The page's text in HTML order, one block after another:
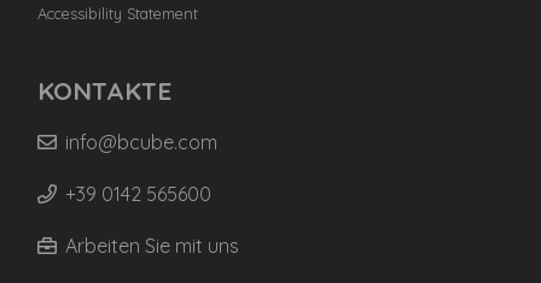
Accessibility Statement
KONTAKTE
info@bcube.com
+39 0142 565600
Arbeiten Sie mit uns